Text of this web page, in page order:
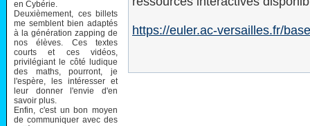
en Cybérie.
Deuxièmement, ces billets
me semblent bien adaptés
à la génération zapping de
nos élèves. Ces textes
courts et ces vidéos,
privilégiant le côté ludique
des maths, pourront, je
l'espère, les intéresser et
leur donner l'envie d'en
savoir plus.
Enfin, c'est un bon moyen
de communiquer avec des
https://euler.ac-versailles.fr/